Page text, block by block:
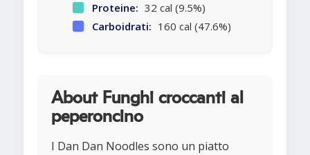
Proteine: 32 cal (9.5%)
Carboidrati: 160 cal (47.6%)
About Funghi croccanti al
peperoncino
I Dan Dan Noodles sono un piatto